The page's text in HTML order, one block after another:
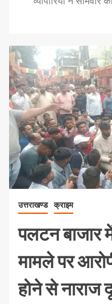
उत्तराखण्ड क्राइम
पलटन बाजार
मामले पर
होने से नाराज